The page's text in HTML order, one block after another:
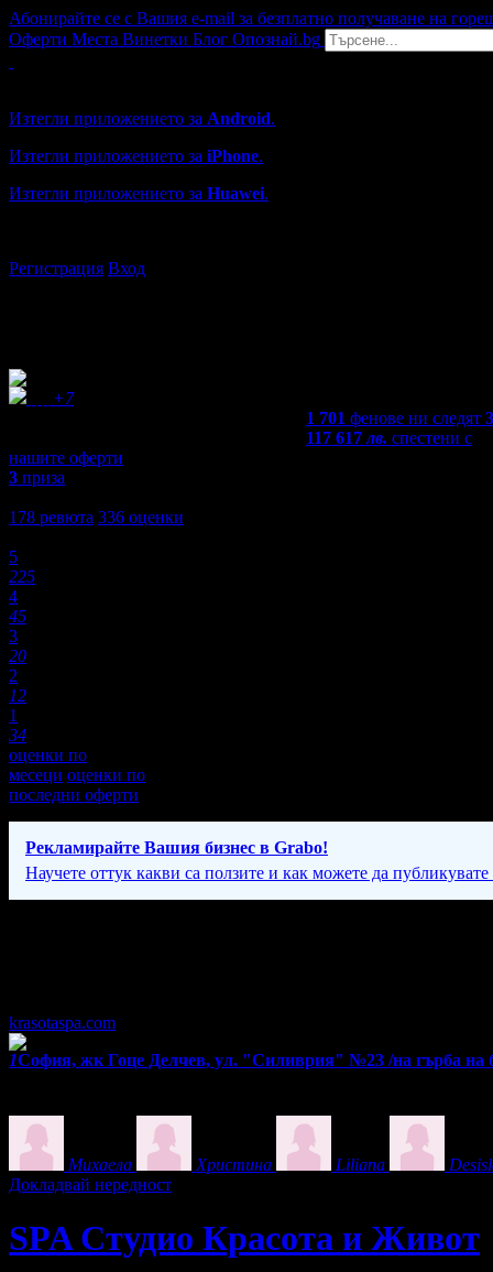
Абонирайте се с Вашия e-mail за безплатно получаване на
Оферти Места Винетки Блог Опознай.bg
Изтегли приложението за Android.
Изтегли приложението за iPhone.
Изтегли приложението за Huawei.
Регистрация Вход
+7
1 701 фенове ни следят
117 617лв. спестени с
нашите оферти
3 приза
178 ревюта 336 оценки
5
225
4
45
3
20
2
12
1
34
оценки по
месеци оценки по
последни оферти
Рекламирайте Вашия бизнес в Grabo!
Научете оттук какви са ползите и как можете да публикувате
krasotaspa.com
1София, жк Гоце Делчев, ул. "Силиврия" №23 /на гърба на
Михаела Христина Liliana
Докладвай нередност
SPA Студио Красота и Живот